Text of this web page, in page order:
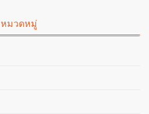
หมวดหมู่